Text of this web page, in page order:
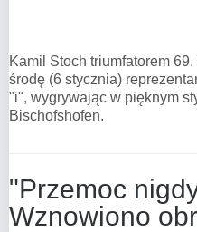
Kamil Stoch triumfatorem
środę (6 stycznia)
"i", wygrywając w pięknym
Bischofshofen.
"Przemoc
Wznowiono